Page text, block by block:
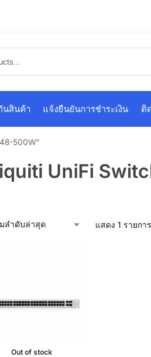
นสินค้า แจ้งยืนยันการชำระเงิน ติ
500W”
UniFi
แสดง 1 รายการ
Out of stock